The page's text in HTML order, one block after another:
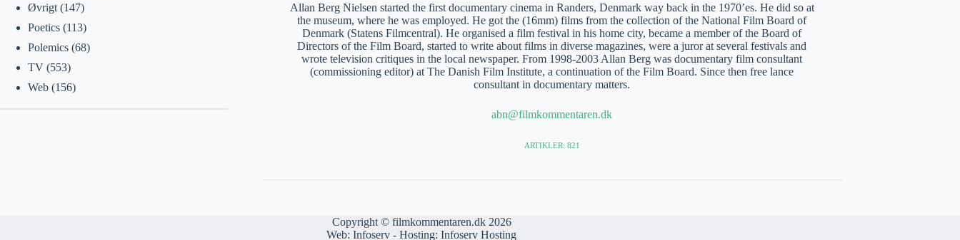
Allan Berg Nielsen started the first documentary cinema in Randers, Denmark way back in the 1970’es. He did so at
the museum, where he was employed. He got the (16mm) films from the collection of the National Film Board of
Denmark (Statens Filmcentral). He organised a film festival in his home city, became a member of the Board of
Directors of the Film Board, started to write about films in diverse magazines, were a juror at several festivals and
wrote television critiques in the local newspaper. From 1998-2003 Allan Berg was documentary film consultant
(commissioning editor) at The Danish Film Institute, a continuation of the Film Board. Since then free lance
consultant in documentary matters.
abn@filmkommentaren.dk
ARTIKLER: 821
Øvrigt(147)
Poetics(113)
Polemics(68)
TV(553)
Web(156)
Copyright © filmkommentaren.dk 2026
Web: Infoserv - Hosting: Infoserv Hosting